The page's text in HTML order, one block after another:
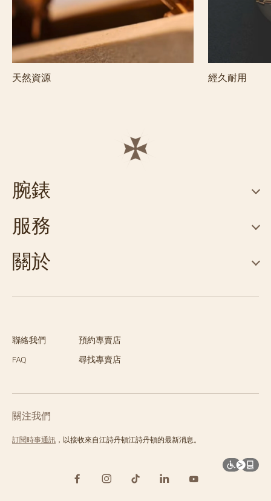
天然資源 經久耐用
聯絡我們
預約專賣店
FAQ
尋找專賣店
關注我們
訂閱時事通訊 ，以接收來自江詩丹頓江詩丹頓的最新消息。
腕錶
服務
關於